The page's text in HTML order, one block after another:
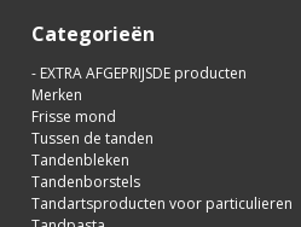
Categorieën
- EXTRA AFGEPRIJSDE producten
Merken
Frisse mond
Tussen de tanden
Tandenbleken
Tandenborstels
Tandartsproducten voor particulieren